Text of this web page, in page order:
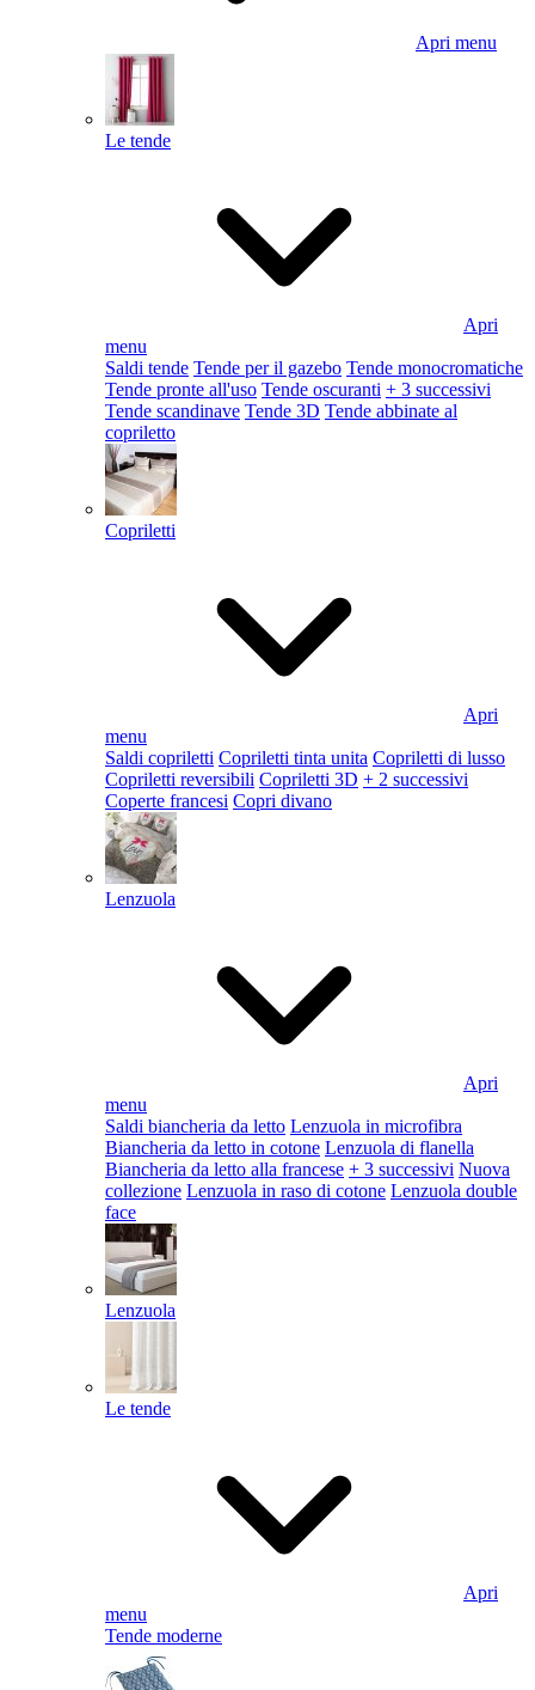
Apri menu
Le tende
Apri
menu
Saldi tende Tende per il gazebo Tende monocromatiche
Tende pronte all'uso Tende oscuranti + 3 successivi
Tende scandinave Tende 3D Tende abbinate al
copriletto
Copriletti
Apri
menu
Saldi copriletti Copriletti tinta unita Copriletti di lusso
Copriletti reversibili Copriletti 3D + 2 successivi
Coperte francesi Copri divano
Lenzuola
Apri
menu
Saldi biancheria da letto Lenzuola in microfibra
Biancheria da letto in cotone Lenzuola di flanella
Biancheria da letto alla francese + 3 successivi Nuova
collezione Lenzuola in raso di cotone Lenzuola double
face
Lenzuola
Le tende
Apri
menu
Tende moderne